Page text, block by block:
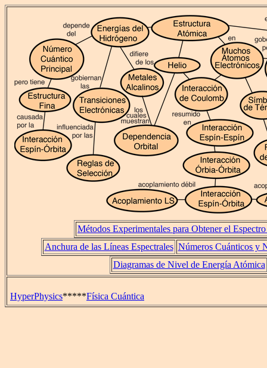
Métodos Experimentales para Obtener el
Anchura de las Líneas Espectrales Números Cuánticos y
Diagramas de Nivel de Energía Atómica
HyperPhysics*****Física Cuántica